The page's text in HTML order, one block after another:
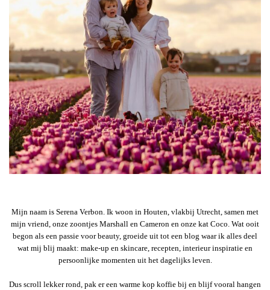
Mijn naam is Serena Verbon. Ik woon in Houten, vlakbij Utrecht, samen met
mijn vriend, onze zoontjes Marshall en Cameron en onze kat Coco. Wat ooit
begon als een passie voor beauty, groeide uit tot een blog waar ik alles deel
wat mij blij maakt: make-up en skincare, recepten, interieur inspiratie en
persoonlijke momenten uit het dagelijks leven.
Dus scroll lekker rond, pak er een warme kop koffie bij en blijf vooral hangen